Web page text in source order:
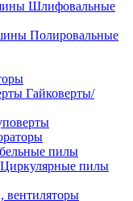
Шлифовальные
Полировальные
Гайковерты/
пилы
Циркулярные пилы